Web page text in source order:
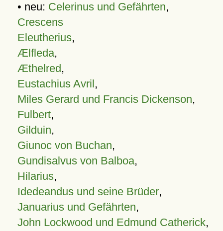
• neu: Celerinus und Gefährten,
Crescens
Eleutherius,
Ælfleda,
Æthelred,
Eustachius Avril,
Miles Gerard und Francis Dickenson,
Fulbert,
Gilduin,
Giunoc von Buchan,
Gundisalvus von Balboa,
Hilarius,
Idedeandus und seine Brüder,
Januarius und Gefährten,
John Lockwood und Edmund Catherick,